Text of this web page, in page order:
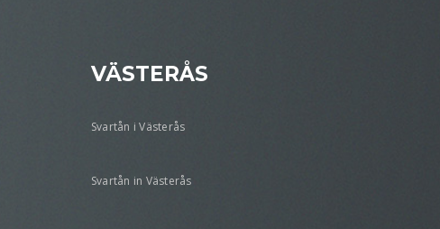
VÄSTERÅS
Svartån i Västerås
Svartån in Västerås